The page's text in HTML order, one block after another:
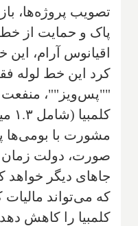
تصویب پروژه‌ها،
پاک و حمایت از خط
اقیانوس آرام،
کرد این خط لوله
""پس‌ویز""، منفعت
مشورت با بومی‌ها
صورت، دولت
جاهای دیگر
که می‌تواند
کلمبیا را کاهش